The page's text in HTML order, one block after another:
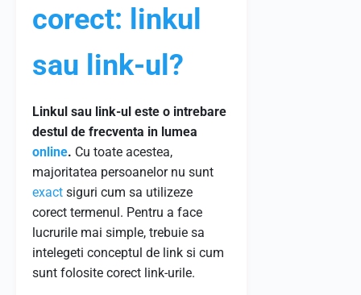
corect: linkul
sau link-ul?
Linkul sau link-ul este o intrebare
destul de frecventa in lumea
online. Cu toate acestea,
majoritatea persoanelor nu sunt
exact siguri cum sa utilizeze
corect termenul. Pentru a face
lucrurile mai simple, trebuie sa
intelegeti conceptul de link si cum
sunt folosite corect link-urile.